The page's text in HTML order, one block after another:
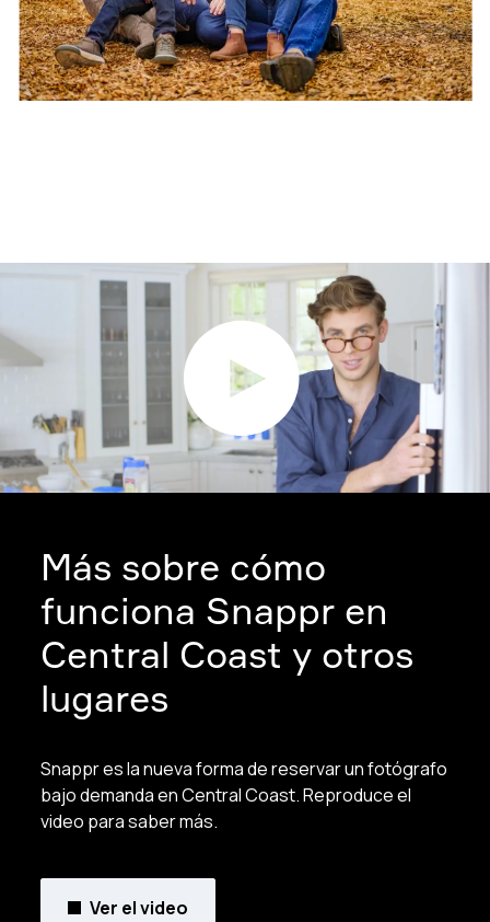
Más sobre cómo
funciona Snappr en
Central Coast y otros
lugares
Snappr es la nueva forma de reservar un fotógrafo
bajo demanda en Central Coast. Reproduce el
video para saber más.
Ver el video